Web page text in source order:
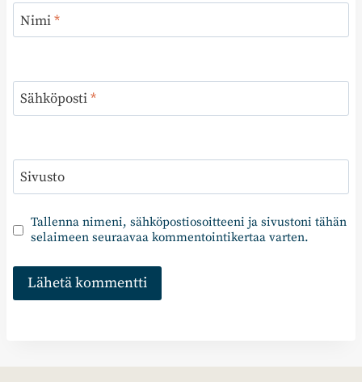
Nimi*
Sähköposti*
Sivusto
Tallenna nimeni, sähköpostiosoitteeni ja sivustoni tähän
selaimeen seuraavaa kommentointikertaa varten.